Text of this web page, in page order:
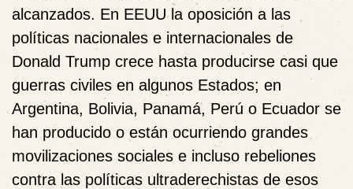
alcanzados. En EEUU la oposición a las
políticas nacionales e internacionales de
Donald Trump crece hasta producirse casi que
guerras civiles en algunos Estados; en
Argentina, Bolivia, Panamá, Perú o Ecuador se
han producido o están ocurriendo grandes
movilizaciones sociales e incluso rebeliones
contra las políticas ultraderechistas de esos